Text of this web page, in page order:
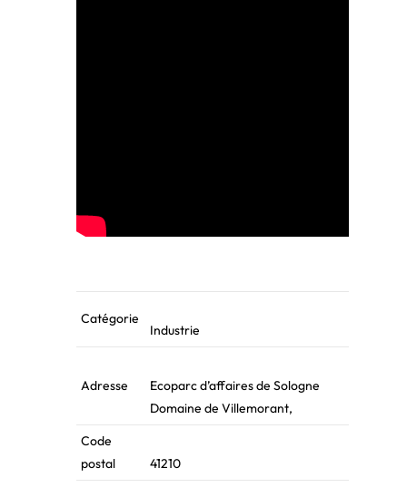
Catégorie
Industrie
Adresse
Ecoparc d’affaires de Sologne
Domaine de Villemorant,
Code
postal
41210